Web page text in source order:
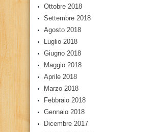
Ottobre 2018
Settembre 2018
Agosto 2018
Luglio 2018
Giugno 2018
Maggio 2018
Aprile 2018
Marzo 2018
Febbraio 2018
Gennaio 2018
Dicembre 2017